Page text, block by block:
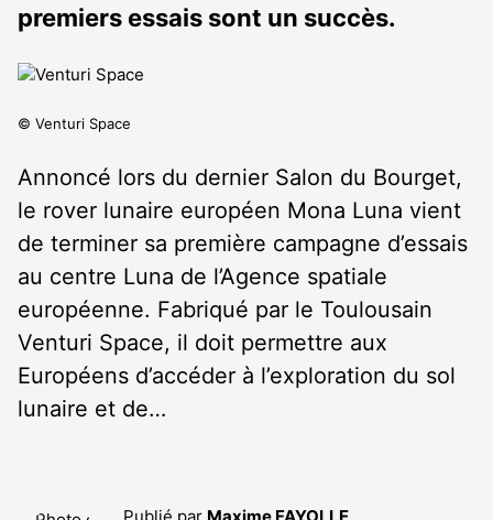
premiers essais sont un succès.
© Venturi Space
Annoncé lors du dernier Salon du Bourget,
le rover lunaire européen Mona Luna vient
de terminer sa première campagne d’essais
au centre Luna de l’Agence spatiale
européenne. Fabriqué par le Toulousain
Venturi Space, il doit permettre aux
Européens d’accéder à l’exploration du sol
lunaire et de…